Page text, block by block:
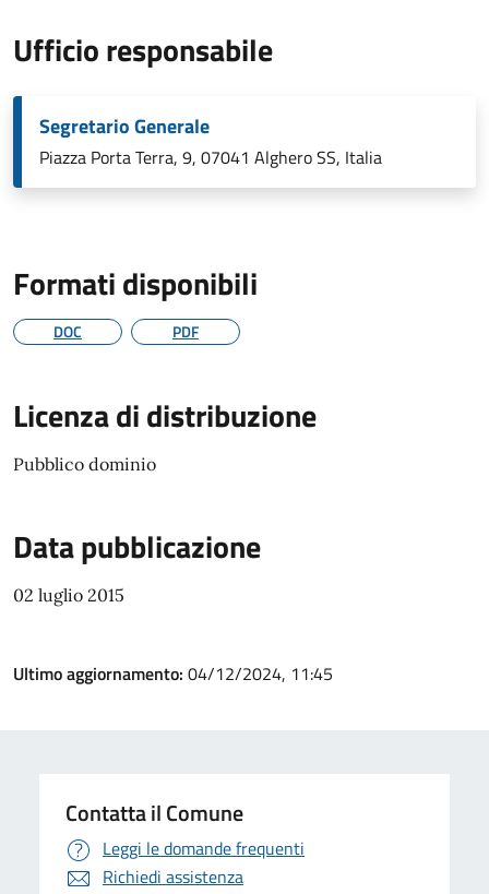
Ufficio responsabile
Segretario Generale
Piazza Porta Terra, 9, 07041 Alghero SS, Italia
Formati disponibili
DOC PDF
Licenza di distribuzione
Pubblico dominio
Data pubblicazione
02 luglio 2015
Ultimo aggiornamento: 04/12/2024, 11:45
Contatta il Comune
Leggi le domande frequenti
Richiedi assistenza